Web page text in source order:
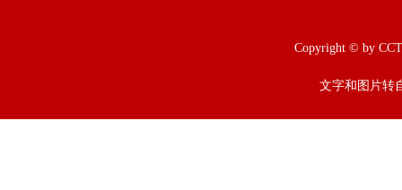
Copyright © by
文字和图片转